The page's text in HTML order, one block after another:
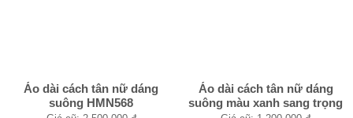
Áo dài cách tân nữ dáng
suông HMN568
Áo dài cách tân nữ dáng
suông màu xanh sang trọng